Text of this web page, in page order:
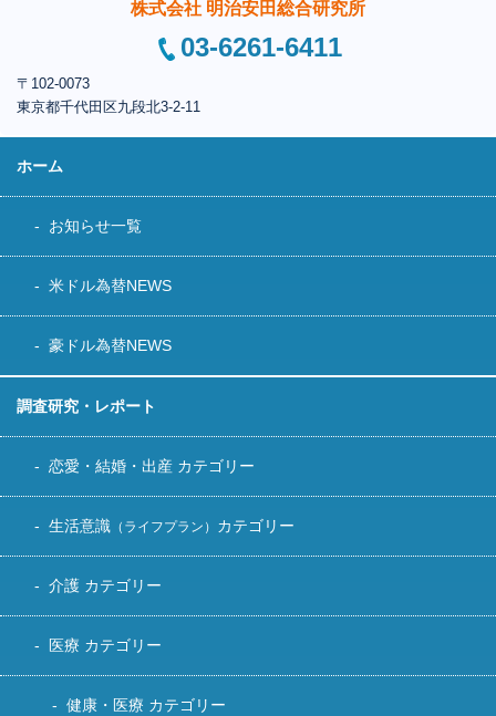
株式会社 明治安田総合研究所
03-6261-6411
〒102-0073
東京都千代田区九段北3-2-11
ホーム
お知らせ一覧
米ドル為替NEWS
豪ドル為替NEWS
調査研究・レポート
恋愛・結婚・出産 カテゴリー
生活意識 （ライフプラン） カテゴリー
介護 カテゴリー
医療 カテゴリー
健康・医療 カテゴリー